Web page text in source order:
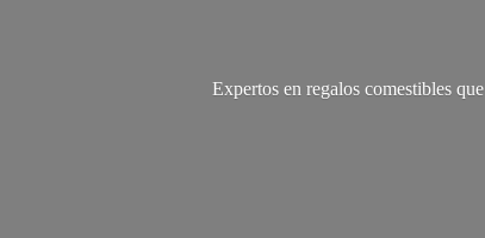
Expertos en regalos comestibles